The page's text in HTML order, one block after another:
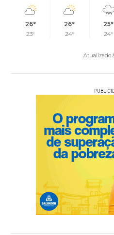
26°
23°
26°
24°
25°
24°
Atualizado